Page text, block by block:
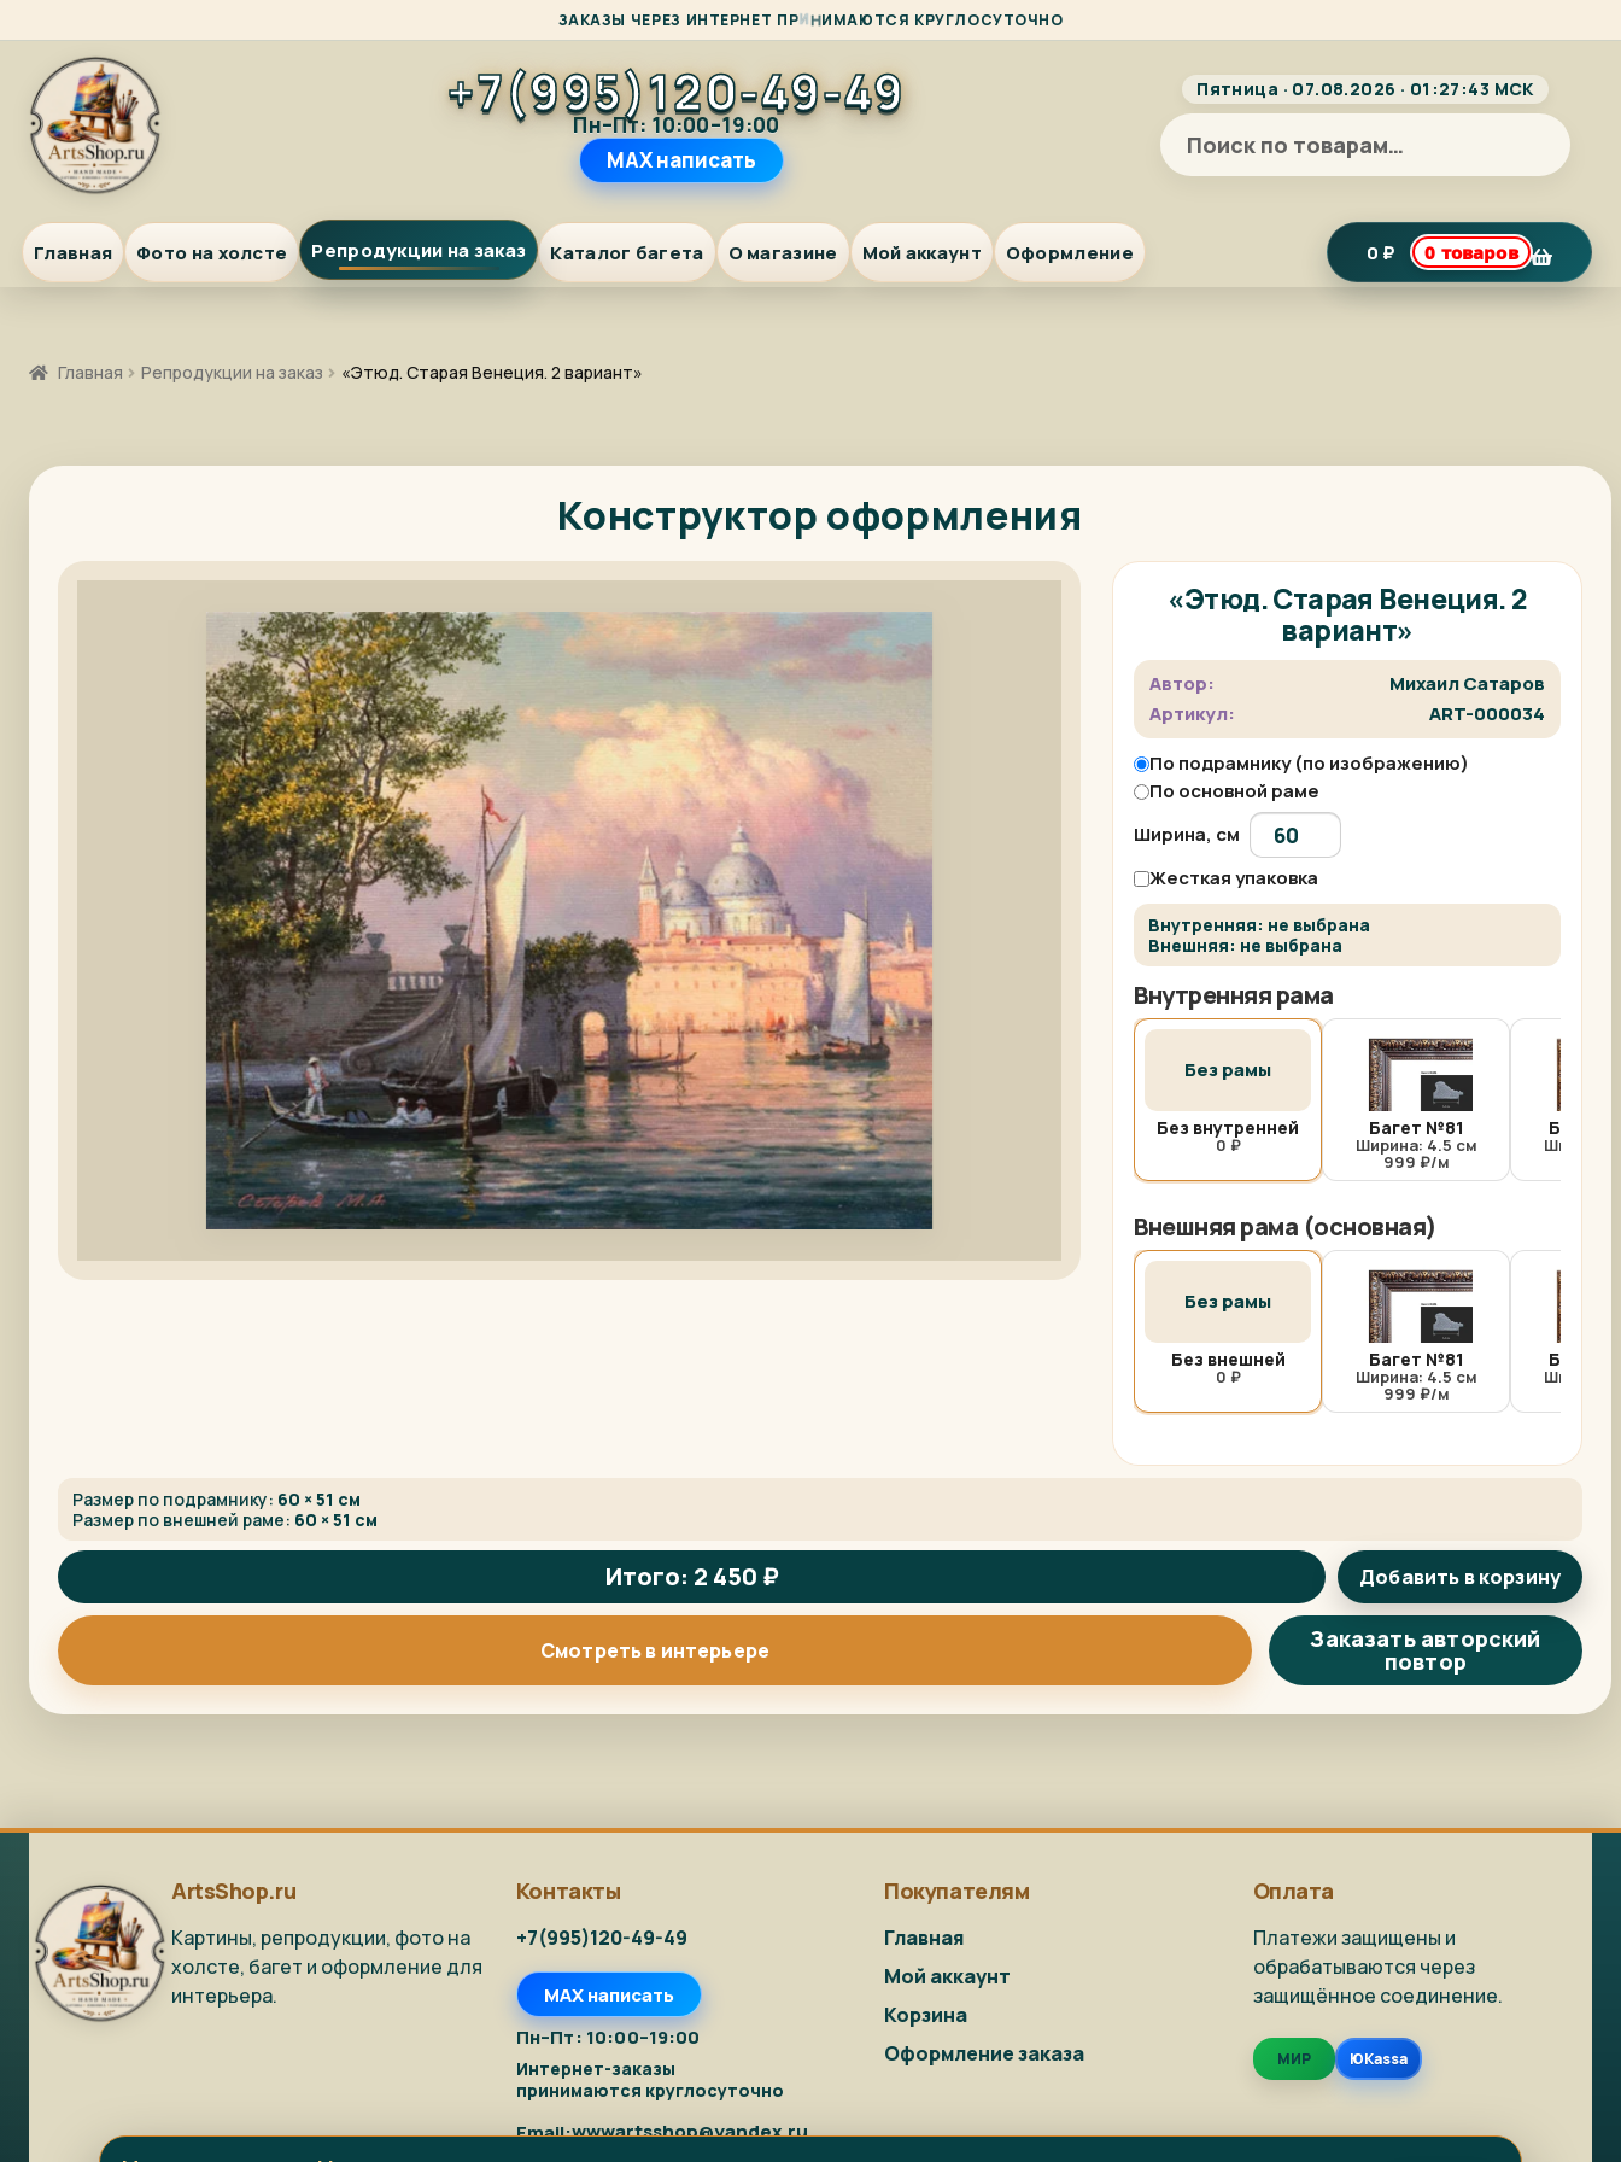
ЗАКАЗЫ ЧЕРЕЗ ИНТЕРНЕТ ПРИНИМАЮТСЯ КРУГЛОСУТОЧНО
Перейти
навигации
Перейти
содержимому
+7(995)120-49-49
Пн–Пт: 10:00–19:00
MAX написать
Пятница · 07.08.2026 · 01:27:43 МСК
Искать:
Главная Фото на холсте Репродукции на заказ Каталог багета О магазине Мой аккаунт Оформление 0 ₽ 0 товаров
Главная Репродукции на заказ «Этюд. Старая Венеция. 2 вариант»
Конструктор оформления
«Этюд. Старая Венеция. 2
вариант»
Автор:
Михаил Сатаров
Артикул:
ART-000034
По подрамнику (по изображению)
По основной раме
Ширина, см
Жесткая упаковка
Внутренняя: не выбрана
Внешняя: не выбрана
Внутренняя рама
Без рамы
Без внутренней
0 ₽
Багет №81
Ширина: 4.5 см
999 ₽/м
Багет
Ширина:
Внешняя рама (основная)
Без рамы
Без внешней
0 ₽
Багет №81
Ширина: 4.5 см
999 ₽/м
Багет
Ширина:
Размер по подрамнику: 60 × 51 см
Размер по внешней раме: 60 × 51 см
Итого: 2 450 ₽ Добавить в корзину
Смотреть в интерьере Заказать авторский
повтор
ArtsShop.ru
Картины, репродукции, фото на
холсте, багет и оформление для
интерьера.
Контакты
+7(995)120-49-49
MAX написать
Пн–Пт: 10:00–19:00
Интернет-заказы
принимаются круглосуточно
Email:wwwartsshop@yandex.ru
Покупателям
Главная
Мой аккаунт
Корзина
Оформление заказа
Оплата
Платежи защищены и
обрабатываются через
защищённое соединение.
МИР ЮKassa
Арт-помощница
ArtsShop.ru
Фото на холсте
Написать в MAX